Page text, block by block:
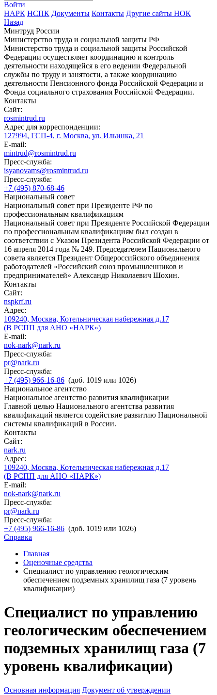
Войти
НАРК НСПК Документы Контакты Другие сайты НОК
Назад
Минтруд России
Министерство труда и социальной защиты РФ
Министерство труда и социальной защиты Российской
Федерации осуществляет координацию и контроль
деятельности находящейся в его ведении Федеральной
службы по труду и занятости, а также координацию
деятельности Пенсионного фонда Российской Федерации и
Фонда социального страхования Российской Федерации.
Контакты
Сайт:
rosmintrud.ru
Адрес для корреспонденции:
127994, ГСП-4, г. Москва, ул. Ильинка, 21
E-mail:
mintrud@rosmintrud.ru
Пресс-служба:
isyanovams@rosmintrud.ru
Пресс-служба:
+7 (495) 870-68-46
Национальный совет
Национальный совет при Президенте РФ по
профессиональным квалификациям
Национальный совет при Президенте Российской Федерации
по профессиональным квалификациям был создан в
соответствии с Указом Президента Российской Федерации от
16 апреля 2014 года № 249. Председателем Национального
совета является Президент Общероссийского объединения
работодателей «Российский союз промышленников и
предпринимателей» Александр Николаевич Шохин.
Контакты
Сайт:
nspkrf.ru
Адрес:
109240, Москва, Котельническая набережная д.17
(В РСПП для АНО «НАРК»)
E-mail:
nok-nark@nark.ru
Пресс-служба:
pr@nark.ru
Пресс-служба:
+7 (495) 966-16-86 (доб. 1019 или 1026)
Национальное агентство
Национальное агентство развития квалификации
Главной целью Национального агентства развития
квалификаций является содействие развитию Национальной
системы квалификаций в России.
Контакты
Сайт:
nark.ru
Адрес:
109240, Москва, Котельническая набережная д.17
(В РСПП для АНО «НАРК»)
E-mail:
nok-nark@nark.ru
Пресс-служба:
pr@nark.ru
Пресс-служба:
+7 (495) 966-16-86 (доб. 1019 или 1026)
Справка
Главная
Оценочные средства
Специалист по управлению геологическим
обеспечением подземных хранилищ газа (7 уровень
квалификации)
Специалист по управлению
геологическим обеспечением
подземных хранилищ газа (7
уровень квалификации)
Основная информация Документ об утверждении